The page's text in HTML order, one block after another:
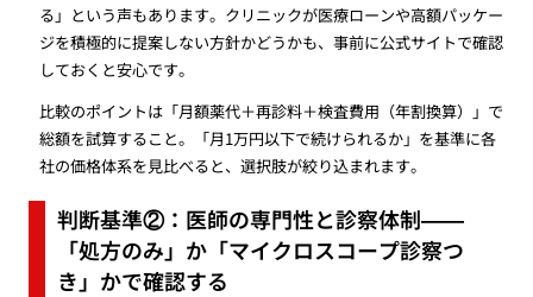
る」という声もあります。クリニックが医療ローンや高額パッケー
ジを積極的に提案しない方針かどうかも、事前に公式サイトで確認
しておくと安心です。
比較のポイントは「月額薬代＋再診料＋検査費用（年割換算）」で
総額を試算すること。「月1万円以下で続けられるか」を基準に各
社の価格体系を見比べると、選択肢が絞り込まれます。
判断基準②：医師の専門性と診察体制——
「処方のみ」か「マイクロスコープ診察つ
き」かで確認する